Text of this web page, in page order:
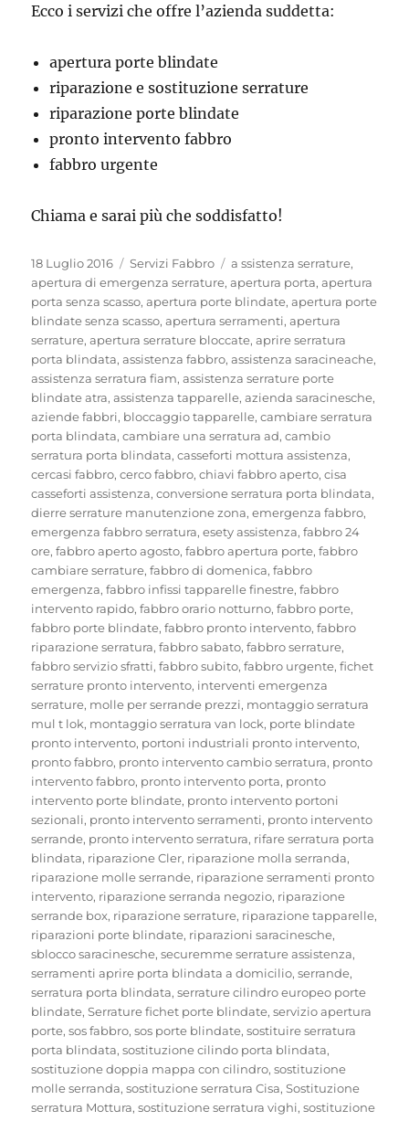
Ecco i servizi che offre l’azienda suddetta:
apertura porte blindate
riparazione e sostituzione serrature
riparazione porte blindate
pronto intervento fabbro
fabbro urgente
Chiama e sarai più che soddisfatto!
Pubblicato
il
18 Luglio 2016 Categorie
Servizi Fabbro Tag
a ssistenza serrature,
apertura di emergenza serrature,apertura porta,apertura
porta senza scasso,apertura porte blindate,apertura porte
blindate senza scasso,apertura serramenti,apertura
serrature,apertura serrature bloccate,aprire serratura
porta blindata,assistenza fabbro,assistenza saracineache,
assistenza serratura fiam,assistenza serrature porte
blindate atra,assistenza tapparelle,azienda saracinesche,
aziende fabbri, bloccaggio tapparelle,cambiare serratura
porta blindata,cambiare una serratura ad,cambio
serratura porta blindata,casseforti mottura assistenza,
cercasi fabbro,cerco fabbro,chiavi fabbro aperto,cisa
casseforti assistenza,conversione serratura porta blindata,
dierre serrature manutenzione zona,emergenza fabbro,
emergenza fabbro serratura,esety assistenza,fabbro 24
ore,fabbro aperto agosto,fabbro apertura porte,fabbro
cambiare serrature,fabbro di domenica,fabbro
emergenza,fabbro infissi tapparelle finestre,fabbro
intervento rapido,fabbro orario notturno,fabbro porte,
fabbro porte blindate,fabbro pronto intervento,fabbro
riparazione serratura,fabbro sabato,fabbro serrature,
fabbro servizio sfratti,fabbro subito,fabbro urgente,fichet
serrature pronto intervento, interventi emergenza
serrature, molle per serrande prezzi, montaggio serratura
mul t lok, montaggio serratura van lock, porte blindate
pronto intervento, portoni industriali pronto intervento,
pronto fabbro, pronto intervento cambio serratura, pronto
intervento fabbro, pronto intervento porta, pronto
intervento porte blindate, pronto intervento portoni
sezionali, pronto intervento serramenti, pronto intervento
serrande, pronto intervento serratura, rifare serratura porta
blindata, riparazione Cler, riparazione molla serranda,
riparazione molle serrande, riparazione serramenti pronto
intervento, riparazione serranda negozio, riparazione
serrande box, riparazione serrature, riparazione tapparelle,
riparazioni porte blindate, riparazioni saracinesche,
sblocco saracinesche,securemme serrature assistenza,
serramenti aprire porta blindata a domicilio,serrande,
serratura porta blindata,serrature cilindro europeo porte
blindate,Serrature fichet porte blindate,servizio apertura
porte,sos fabbro,sos porte blindate,sostituire serratura
porta blindata,sostituzione cilindo porta blindata,
sostituzione doppia mappa con cilindro,sostituzione
molle serranda,sostituzione serratura Cisa,Sostituzione
serratura Mottura,sostituzione serratura vighi,sostituzione